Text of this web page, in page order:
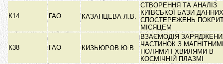
К14 ГАО КАЗАНЦЕВА Л.В.
СТВОРЕННЯ ТА АНАЛІЗ
КИЇВСЬКОЇ БАЗИ ДАННИХ
СПОСТЕРЕЖЕНЬ
МІСЯЦЕМ
К38 ГАО КИЗЬЮРОВ Ю.В.
ВЗАЄМОДІЯ
ЧАСТИНОК З
ПОЛЯМИ І ХВИЛЯМИ В
КОСМІЧНІЙ ПЛАЗМІ